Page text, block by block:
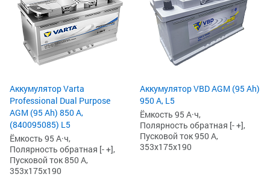
Аккумулятор Varta
Professional Dual Purpose
AGM (95 Ah) 850 А,
(840095085) L5
Ёмкость 95 А·ч,
Полярность обратная [- +],
Пусковой ток 850 А,
353x175x190
Аккумулятор VBD AGM (95 Ah)
950 А, L5
Ёмкость 95 А·ч,
Полярность обратная [- +],
Пусковой ток 950 А,
353x175x190